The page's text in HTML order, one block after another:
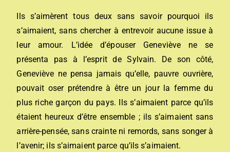
Ils s’aimèrent tous deux sans savoir pourquoi ils
s’aimaient, sans chercher à entrevoir aucune issue à
leur amour. L’idée d’épouser Geneviève ne se
présenta pas à l’esprit de Sylvain. De son côté,
Geneviève ne pensa jamais qu’elle, pauvre ouvrière,
pouvait oser prétendre à être un jour la femme du
plus riche garçon du pays. Ils s’aimaient parce qu’ils
étaient heureux d’être ensemble ; ils s’aimaient sans
arrière-pensée, sans crainte ni remords, sans songer à
l’avenir; ils s’aimaient parce qu’ils s’aimaient.